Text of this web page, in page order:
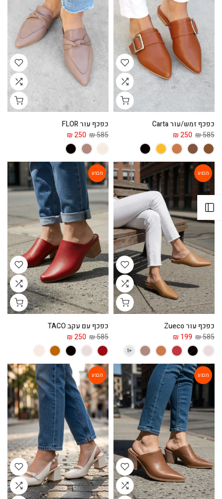
Open sidebar
כפכף זמש/עור Carta
585 ₪
250 ₪
כפכף עור FLOR
585 ₪
250 ₪
מבצע
כפכף עור Zueco
585 ₪
199 ₪
מבצע
כפכף עם עקב TACO
585 ₪
250 ₪
מבצע מבצע